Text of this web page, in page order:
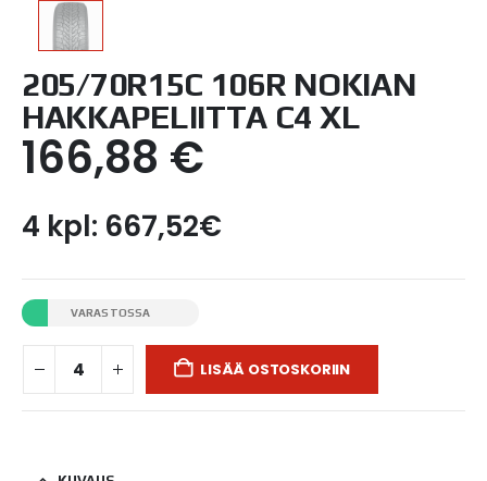
205/70R15C 106R NOKIAN
HAKKAPELIITTA C4 XL
166,88 €
4 kpl: 667,52€
VARASTOSSA
LISÄÄ OSTOSKORIIN